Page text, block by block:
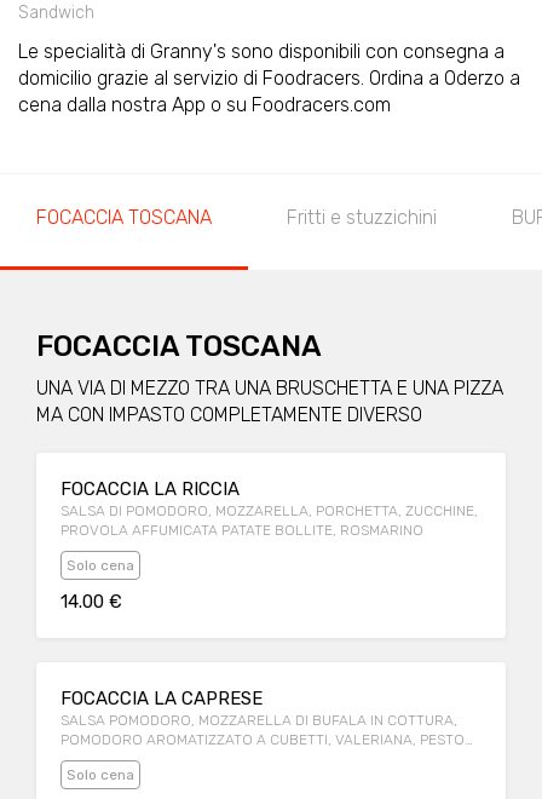
Sandwich
Le specialità di Granny's sono disponibili con consegna a
domicilio grazie al servizio di Foodracers. Ordina a Oderzo a
cena dalla nostra App o su Foodracers.com
FOCACCIA TOSCANA Fritti e stuzzichini
FOCACCIA TOSCANA
UNA VIA DI MEZZO TRA UNA BRUSCHETTA E UNA PIZZA
MA CON IMPASTO COMPLETAMENTE DIVERSO
FOCACCIA LA RICCIA
SALSA DI POMODORO, MOZZARELLA, PORCHETTA, ZUCCHINE,
PROVOLA AFFUMICATA PATATE BOLLITE, ROSMARINO
Solo cena
14.00 €
FOCACCIA LA CAPRESE
SALSA POMODORO, MOZZARELLA DI BUFALA IN COTTURA,
POMODORO AROMATIZZATO A CUBETTI, VALERIANA, PESTO
ALLA GENOVESE
Solo cena